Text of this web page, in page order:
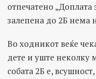
отпечатено „Доплата
залепена до 2Б нема
Во ходникот веќе
дете и уште неколку
собата 2Б е,